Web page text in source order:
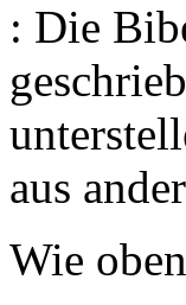
: Die
aus
Wie